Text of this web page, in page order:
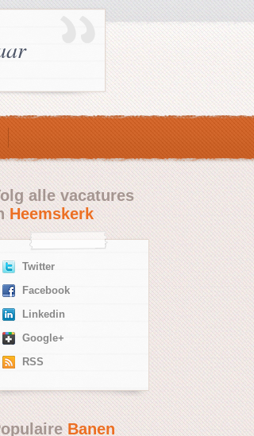
alle vacatures
Heemskerk
Twitter
Facebook
Linkedin
Google+
RSS
Banen